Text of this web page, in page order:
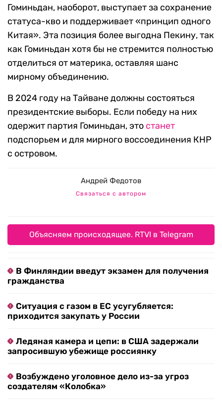
Гоминьдан, наоборот, выступает за сохранение
статуса-кво и поддерживает «принцип одного
Китая». Эта позиция более выгодна Пекину, так
как Гоминьдан хотя бы не стремится полностью
отделиться от материка, оставляя шанс
мирному объединению.
В 2024 году на Тайване должны состояться
президентские выборы. Если победу на них
одержит партия Гоминьдан, это станет
подспорьем и для мирного воссоединения КНР
с островом.
Андрей Федотов
Связаться с автором
Объясняем происходящее. RTVI в Telegram
В Финляндии введут экзамен для получения
гражданства
Ситуация с газом в ЕС усугубляется:
приходится закупать у России
Ледяная камера и цепи: в США задержали
запросившую убежище россиянку
Возбуждено уголовное дело из-за угроз
создателям «Колобка»